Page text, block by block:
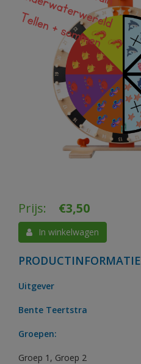
Prijs: €3,50
In winkelwagen
PRODUCTINFORMATIE
Uitgever
Bente Teertstra
Groepen:
Groep 1 , Groep 2